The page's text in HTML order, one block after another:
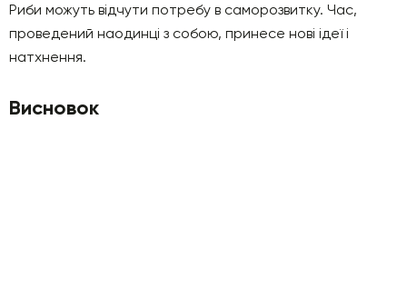
Риби можуть відчути потребу в саморозвитку. Час,
проведений наодинці з собою, принесе нові ідеї і
натхнення.
Висновок